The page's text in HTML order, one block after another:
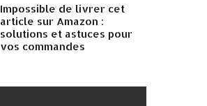
Impossible de livrer cet
article sur Amazon :
solutions et astuces pour
vos commandes